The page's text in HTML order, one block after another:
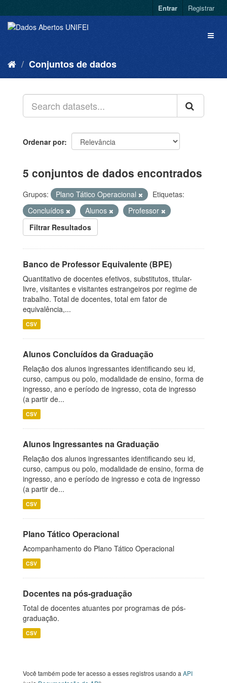
Entrar Registrar
Conjuntos de dados
Ordenar por
5 conjuntos de dados encontrados
Grupos: Plano Tático Operacional
Etiquetas:
Concluídos
Alunos
Professor
Filtrar Resultados
Banco de Professor Equivalente (BPE)
Quantitativo de docentes efetivos, substitutos, titular-
livre, visitantes e visitantes estrangeiros por regime de
trabalho. Total de docentes, total em fator de
equivalência,...
CSV
Alunos Concluídos da Graduação
Relação dos alunos ingressantes identificando seu id,
curso, campus ou polo, modalidade de ensino, forma de
ingresso, ano e período de ingresso, cota de ingresso
(a partir de...
CSV
Alunos Ingressantes na Graduação
Relação dos alunos ingressantes identificando seu id,
curso, campus ou polo, modalidade de ensino, forma de
ingresso, ano e período de ingresso e cota de ingresso
(a partir de...
CSV
Plano Tático Operacional
Acompanhamento do Plano Tático Operacional
CSV
Docentes na pós-graduação
Total de docentes atuantes por programas de pós-
graduação.
CSV
Você também pode ter acesso a esses registros usando a API